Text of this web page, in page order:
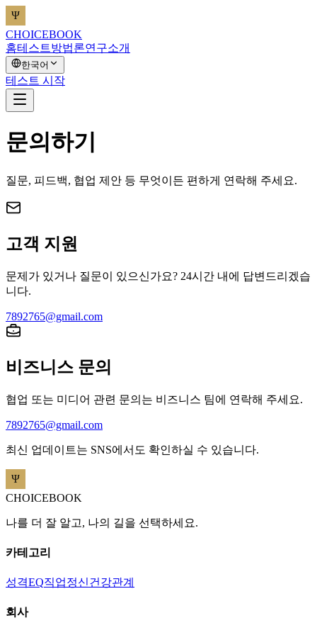
CHOICEBOOK
홈테스트방법론연구소개
한국어
테스트 시작
문의하기
질문, 피드백, 협업 제안 등 무엇이든 편하게 연락해 주세요.
고객 지원
문제가 있거나 질문이 있으신가요? 24시간 내에 답변드리겠습
니다.
7892765@gmail.com
비즈니스 문의
협업 또는 미디어 관련 문의는 비즈니스 팀에 연락해 주세요.
7892765@gmail.com
최신 업데이트는 SNS에서도 확인하실 수 있습니다.
CHOICEBOOK
나를 더 잘 알고, 나의 길을 선택하세요.
카테고리
성격EQ직업정신건강관계
회사